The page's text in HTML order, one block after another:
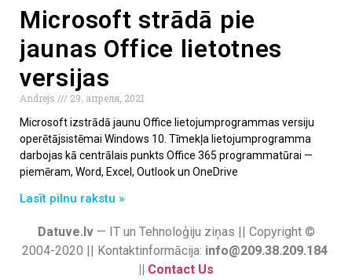
Microsoft strādā pie
jaunas Office lietotnes
versijas
Andrejs
29. апреля, 2021
Microsoft izstrādā jaunu Office lietojumprogrammas versiju
operētājsistēmai Windows 10. Tīmekļa lietojumprogramma
darbojas kā centrālais punkts Office 365 programmatūrai —
piemēram, Word, Excel, Outlook un OneDrive
Lasīt pilnu rakstu »
Datuve.lv— IT un Tehnoloģiju ziņas || Copyright ©
2004-2020 || Kontaktinformācija: info@209.38.209.184
|| Contact Us